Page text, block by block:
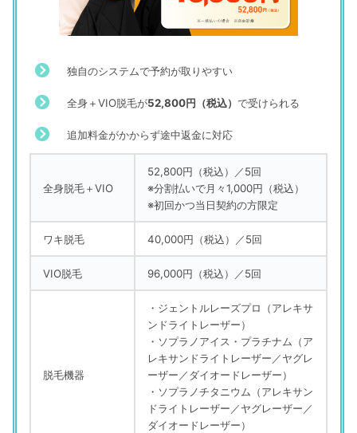
独自のシステムで予約が取りやすい
全身＋VIO脱毛が52,800円（税込）で受けられる
追加料金がかからず途中返金に対応
全身脱毛＋VIO
52,800円（税込）／5回
※分割払いで月々1,000円（税込）
※初回かつ当日契約の方限定
ワキ脱毛 40,000円（税込）／5回
VIO脱毛 96,000円（税込）／5回
脱毛機器
・ジェントルレーズプロ（アレキサ
ンドライトレーザー）
・ソプラノアイス・プラチナム（ア
レキサンドライトレーザー／ヤグレ
ーザー／ダイオードレーザー）
・ソプラノチタニウム（アレキサン
ドライトレーザー／ヤグレーザー／
ダイオードレーザー）